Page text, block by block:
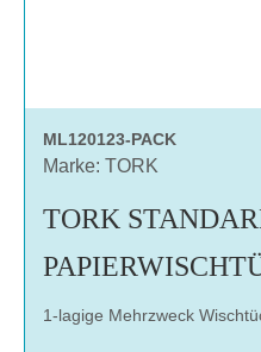
ML120123-PACK
Marke: TORK
TORK
1-lagige Mehrzweck